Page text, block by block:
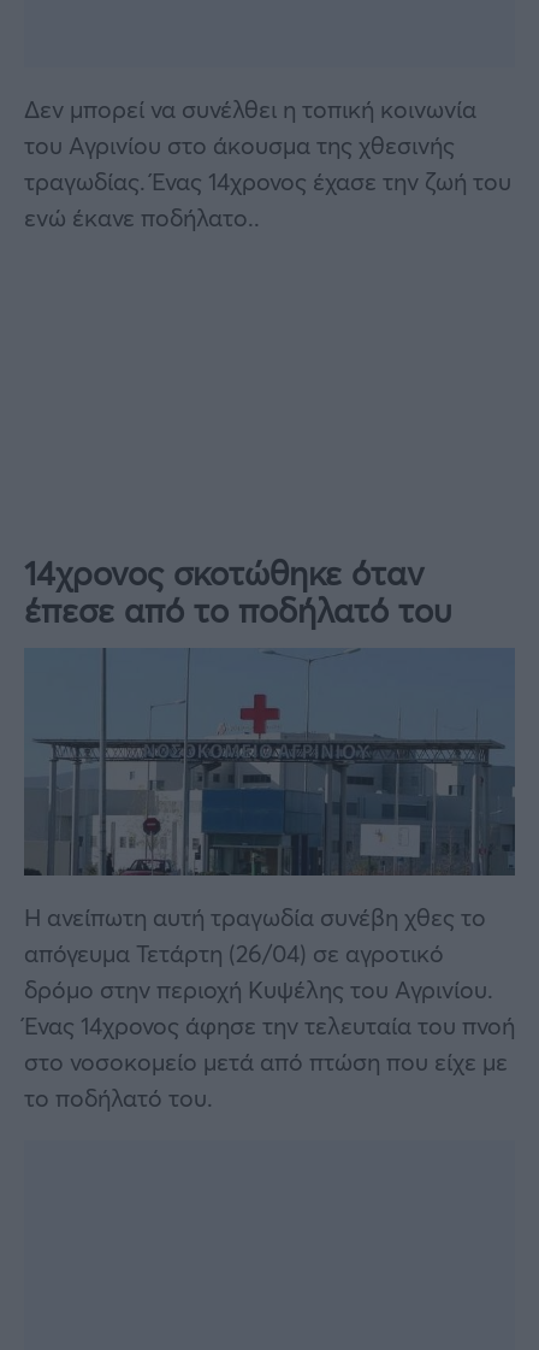
Δεν μπορεί να συνέλθει η τοπική κοινωνία
του Αγρινίου στο άκουσμα της χθεσινής
τραγωδίας. Ένας 14χρονος έχασε την ζωή του
ενώ έκανε ποδήλατο..
14χρονος σκοτώθηκε όταν
έπεσε από το ποδήλατό του
Η ανείπωτη αυτή τραγωδία συνέβη χθες το
απόγευμα Τετάρτη (26/04) σε αγροτικό
δρόμο στην περιοχή Κυψέλης του Αγρινίου.
Ένας 14χρονος άφησε την τελευταία του πνοή
στο νοσοκομείο μετά από πτώση που είχε με
το ποδήλατό του.